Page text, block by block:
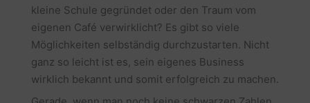
kleine Schule gegründet oder den Traum vom
eigenen Café verwirklicht? Es gibt so viele
Möglichkeiten selbständig durchzustarten. Nicht
ganz so leicht ist es, sein eigenes Business
wirklich bekannt und somit erfolgreich zu machen.